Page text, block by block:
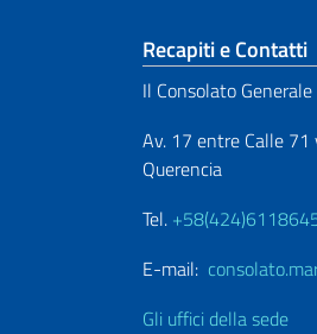
Sezione
Recapiti e Contatti
Il Consolato
Av. 17 entre Calle
Querencia
Tel.
E-mail:
Gli uffici della sede